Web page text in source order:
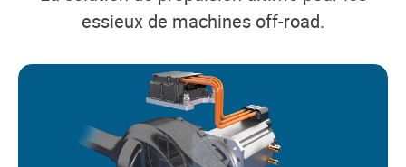
essieux de machines off-road.
I